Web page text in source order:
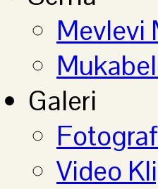
Mevlevi
Galeri
Video